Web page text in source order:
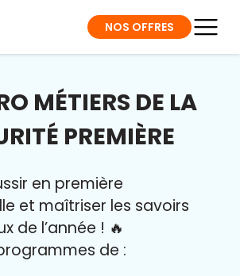
NOS OFFRES
MÉTIERS DE LA
PREMIÈRE
en première
et maîtriser les savoirs
de l’année ! 🔥
de :